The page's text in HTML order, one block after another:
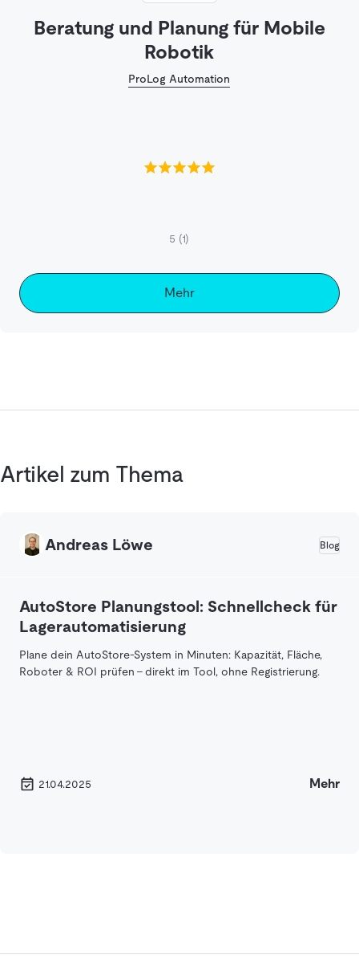
Beratung und Planung für Mobile
Robotik
ProLog Automation
5 (1)
Mehr
Artikel zum Thema
Andreas Löwe Blog
AutoStore Planungstool: Schnellcheck für
Lagerautomatisierung
Plane dein AutoStore-System in Minuten: Kapazität, Fläche,
Roboter & ROI prüfen – direkt im Tool, ohne Registrierung.
21.04.2025 Mehr